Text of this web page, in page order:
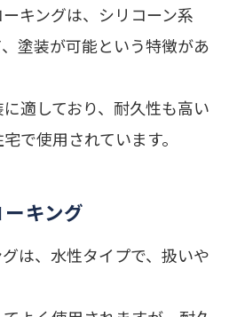
キングは、シリコーン系
塗装が可能という特徴があ
適しており、耐久性も高い
で使用されています。
キング
は、水性タイプで、扱いや